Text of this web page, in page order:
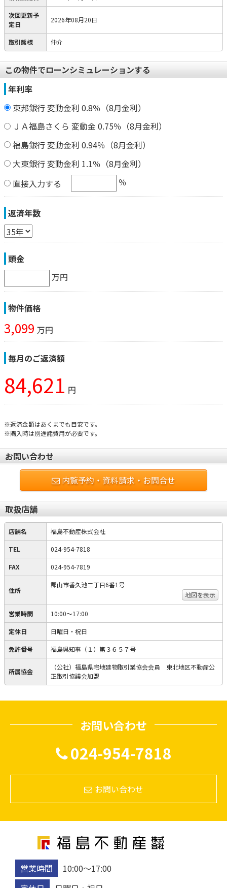
次回更新予
定日
2026年08月20日
取引態様 仲介
この物件でローンシミュレーションする
年利率
東邦銀行 変動金利 0.8％（8月金利）
ＪＡ福島さくら 変動金 0.75％（8月金利）
福島銀行 変動金利 0.94％（8月金利）
大東銀行 変動金利 1.1％（8月金利）
直接入力する
％
返済年数
頭金
万円
物件価格
3,099 万円
毎月のご返済額
84,621 円
※返済金額はあくまでも目安です。
※購入時は別途諸費用が必要です。
お問い合わせ
内覧予約・資料請求・お問合せ
取扱店舗
店舗名 福島不動産株式会社
TEL 024-954-7818
FAX 024-954-7819
住所
郡山市香久池二丁目6番1号
地図を表示
営業時間 10:00〜17:00
定休日 日曜日・祝日
免許番号 福島県知事（１）第３６５７号
所属協会
（公社）福島県宅地建物取引業協会会員 東北地区不動産公
正取引協議会加盟
お問い合わせ
024-954-7818
お問い合わせ
営業時間
10:00〜17:00